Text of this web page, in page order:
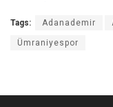
Tags: Adanademir
Ümraniyespor